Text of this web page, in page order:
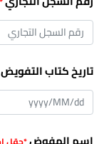
تاريخ كتاب التفويض